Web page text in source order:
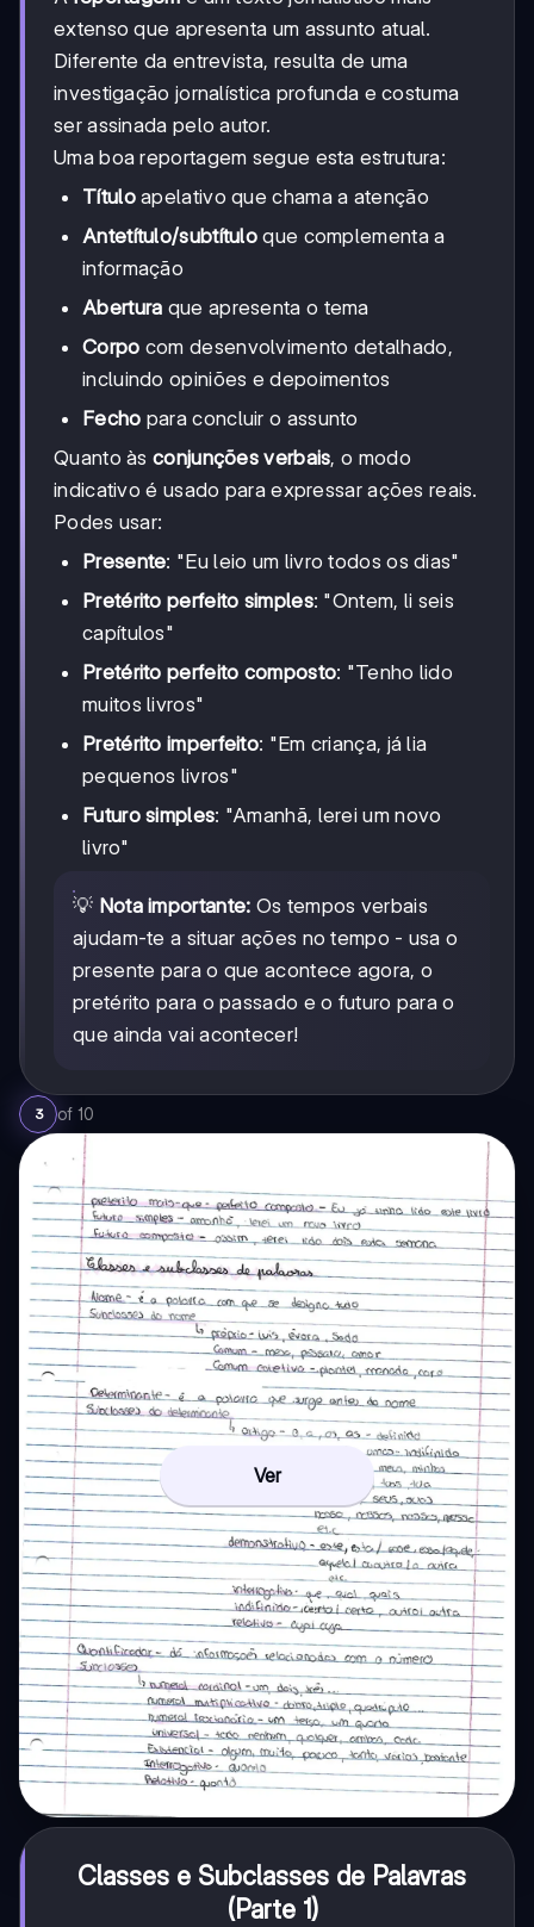
extenso que apresenta um assunto atual.
Diferente da entrevista, resulta de uma
investigação jornalística profunda e costuma
ser assinada pelo autor.
Uma boa reportagem segue esta estrutura:
Títuloapelativo que chama a atenção
Antetítulo/subtítulo que complementa a
informação
Abertura que apresenta o tema
Corpo com desenvolvimento detalhado,
incluindo opiniões e depoimentos
Fecho para concluir o assunto
Quanto às conjunções verbais, o modo
indicativo é usado para expressar ações reais.
Podes usar:
Presente: "Eu leio um livro todos os dias"
Pretérito perfeito simples: "Ontem, li seis
capítulos"
Pretérito perfeito composto: "Tenho lido
muitos livros"
Pretérito imperfeito: "Em criança, já lia
pequenos livros"
Futuro simples: "Amanhã, lerei um novo
livro"
💡 Nota importante: Os tempos verbais
ajudam-te a situar ações no tempo - usa o
presente para o que acontece agora, o
pretérito para o passado e o futuro para o
que ainda vai acontecer!
3 of 10
Ver
Classes e Subclasses de Palavras
(Parte 1)